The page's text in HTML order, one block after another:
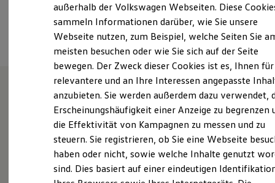
Economy Service
Räder & Reifen Service
Ersatzfahrzeuge
Notdienst und Pannenhilfe
Software, Konnektivität & Apps
California App
VW Connect für Ihren ID. Buzz
VW Connect für Ihren Transporter/Caravelle
VW Connect für Ihren Amarok
VW Connect für andere Modelle
Connect Pro
Fleet Interface Data
Multistop Pathfinder
Übersicht Software Updates
Hilfreiches für Besitzer
Termin vereinbaren
Unsere Leistungenim
Überblick
Service
außerhalb der Volkswagen Webseiten. Diese
sammeln Informationen darüber, wie Sie unsere
Webseite nutzen, zum Beispiel, welche Seiten Sie
meisten besuchen oder wie Sie sich auf der Seite
bewegen. Der Zweck dieser Cookies ist es, Ihnen für
relevantere und an Ihre Interessen angepasste
anzubieten. Sie werden außerdem dazu verwendet,
Erscheinungshäufigkeit einer Anzeige zu begrenzen
die Effektivität von Kampagnen zu messen und zu
steuern. Sie registrieren, ob Sie eine Webseite
haben oder nicht, sowie welche Inhalte genutzt
sind. Dies basiert auf einer eindeutigen